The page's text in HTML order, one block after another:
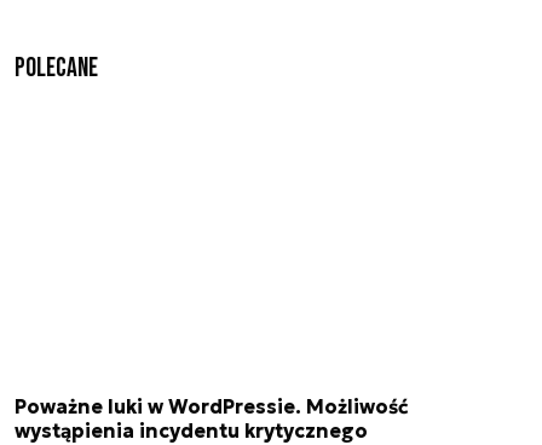
Polecane
Poważne luki w WordPressie. Możliwość
wystąpienia incydentu krytycznego